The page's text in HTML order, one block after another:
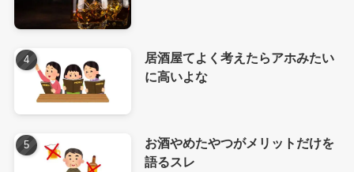
居酒屋てよく考えたらアホみたい
に高いよな
お酒やめたやつがメリットだけを
語るスレ